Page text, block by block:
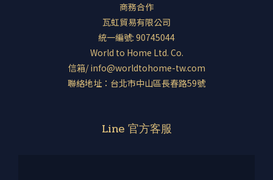
商務合作
瓦虹貿易有限公司
統一編號: 90745044
World to Home Ltd. Co.
信箱/ info@worldtohome-tw.com
聯絡地址：台北市中山區長春路59號
Line 官方客服